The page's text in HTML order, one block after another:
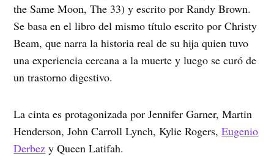
the Same Moon, The 33) y escrito por Randy Brown.
Se basa en el libro del mismo título escrito por Christy
Beam, que narra la historia real de su hija quien tuvo
una experiencia cercana a la muerte y luego se curó de
un trastorno digestivo.
La cinta es protagonizada por Jennifer Garner, Martin
Henderson, John Carroll Lynch, Kylie Rogers,Eugenio
Derbez y Queen Latifah.